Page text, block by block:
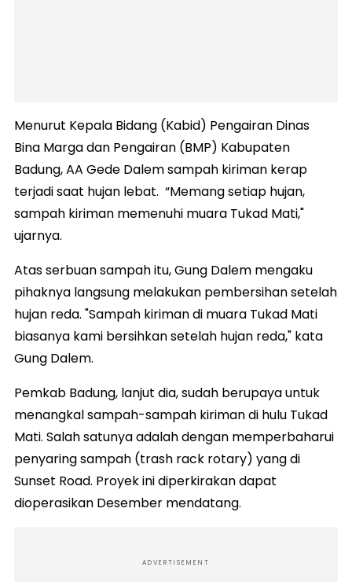
Menurut Kepala Bidang (Kabid) Pengairan Dinas
Bina Marga dan Pengairan (BMP) Kabupaten
Badung, AA Gede Dalem sampah kiriman kerap
terjadi saat hujan lebat. “Memang setiap hujan,
sampah kiriman memenuhi muara Tukad Mati,"
ujarnya.
Atas serbuan sampah itu, Gung Dalem mengaku
pihaknya langsung melakukan pembersihan setelah
hujan reda. "Sampah kiriman di muara Tukad Mati
biasanya kami bersihkan setelah hujan reda," kata
Gung Dalem.
Pemkab Badung, lanjut dia, sudah berupaya untuk
menangkal sampah-sampah kiriman di hulu Tukad
Mati. Salah satunya adalah dengan memperbaharui
penyaring sampah (trash rack rotary) yang di
Sunset Road. Proyek ini diperkirakan dapat
dioperasikan Desember mendatang.
ADVERTISEMENT